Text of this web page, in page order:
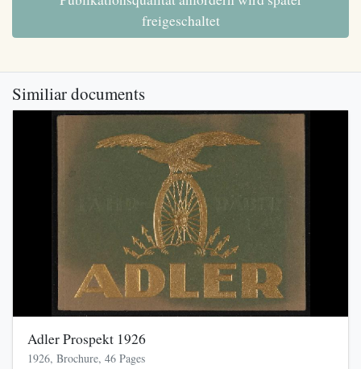
freigeschaltet
Similiar documents
Adler Prospekt 1926
1926, Brochure, 46 Pages